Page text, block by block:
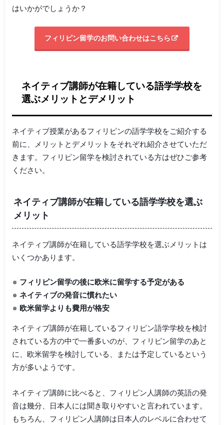
はいかがでしょうか？
フィリピン留学のお問い合わせはこちら
ネイティブ講師が在籍している語学学校を
選ぶメリットとデメリット
ネイティブ授業があるフィリピンの語学学校をご紹介する
前に、メリットとデメリットをそれぞれ紹介させていただ
きます。フィリピン留学を検討されている方はぜひご参考
ください。
ネイティブ講師が在籍している語学学校を選ぶ
メリット
ネイティブ講師が在籍している語学学校を選ぶメリットは
いくつかあります。
フィリピン留学の後に欧米に留学する予定がある
ネイティブの発音に慣れたい
欧米留学よりも費用が格安
ネイティブ講師が在籍しているフィリピン語学学校を検討
されている方の中で一番多いのが、フィリピン留学のあと
に、欧米留学を検討している、または予定しているという
方が多いようです。
ネイティブ講師に比べると、フィリピン人講師の英語の発
音は幾分、日本人には聞き取りやすいと言われています。
もちろん、フィリピン人講師は日本人のレベルに合わせて